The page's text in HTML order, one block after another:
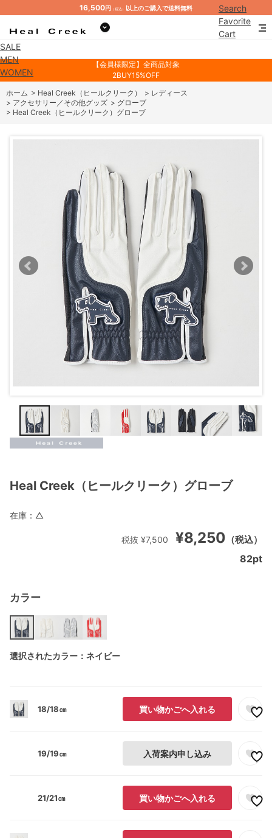
16,500円 （税込） 以上のご購入で送料無料
Search
Favorite
Cart
SALE
MEN
WOMEN
【会員様限定】全商品対象
2BUY15%OFF
ホーム > Heal Creek（ヒールクリーク） > レディース
> アクセサリー／その他グッズ > グローブ
> Heal Creek（ヒールクリーク）グローブ
Heal Creek（ヒールクリーク）グローブ
¥8,250 （税込）
税抜 ¥7,500
カラー
選択されたカラー：ネイビー
18/18㎝ 買い物かごへ入れる
19/19㎝ 入荷案内申し込み
21/21㎝ 買い物かごへ入れる
在庫： △
82pt